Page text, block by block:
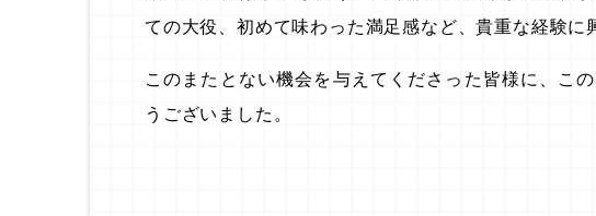
ての大役、初めて味わった満足感など、貴重な経験に
このまたとない機会を与えてくださった皆様に、こ
うございました。